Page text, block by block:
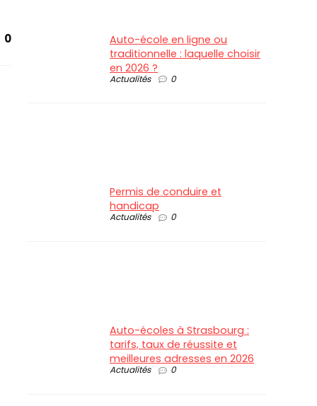
0
Auto-école en ligne ou
traditionnelle : laquelle choisir
en 2026 ?
Actualités 0
Permis de conduire et
handicap
Actualités 0
Auto-écoles à Strasbourg :
tarifs, taux de réussite et
meilleures adresses en 2026
Actualités 0